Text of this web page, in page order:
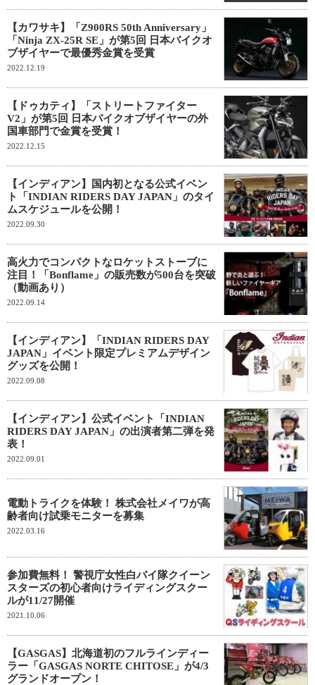
【カワサキ】「Z900RS 50th Anniversary」
「Ninja ZX-25R SE」が第5回 日本バイクオ
ブザイヤーで最優秀金賞を受賞
2022.12.19
【ドゥカティ】「ストリートファイター
V2」が第5回 日本バイクオブザイヤーの外
国車部門で金賞を受賞！
2022.12.15
【インディアン】国内初となる公式イベン
ト「INDIAN RIDERS DAY JAPAN」のタイ
ムスケジュールを公開！
2022.09.30
高火力でコンパクトなロケットストーブに
注目！「Bonflame」の販売数が500台を突破
（動画あり）
2022.09.14
【インディアン】「INDIAN RIDERS DAY
JAPAN」イベント限定プレミアムデザイン
グッズを公開！
2022.09.08
【インディアン】公式イベント「INDIAN
RIDERS DAY JAPAN」の出演者第二弾を発
表！
2022.09.01
電動トライクを体験！ 株式会社メイワが高
齢者向け試乗モニターを募集
2022.03.16
参加費無料！ 警視庁女性白バイ隊クイーン
スターズの初心者向けライディングスクー
ルが11/27開催
2021.10.06
【GASGAS】北海道初のフルラインディー
ラー「GASGAS NORTE CHITOSE」が4/3
グランドオープン！